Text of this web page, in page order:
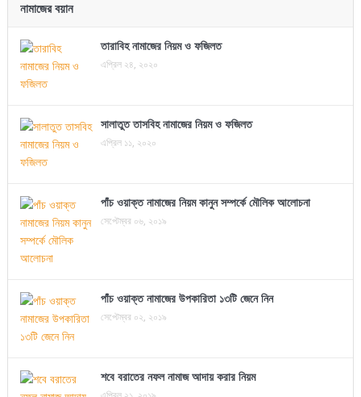
নামাজের বয়ান
তারাবিহ নামাজের নিয়ম ও ফজিলত
এপ্রিল ২৪, ২০২০
সালাতুত তাসবিহ নামাজের নিয়ম ও ফজিলত
এপ্রিল ১১, ২০২০
পাঁচ ওয়াক্ত নামাজের নিয়ম কানুন সম্পর্কে মৌলিক আলোচনা
সেপ্টেম্বর ০৬, ২০১৯
পাঁচ ওয়াক্ত নামাজের উপকারিতা ১৩টি জেনে নিন
সেপ্টেম্বর ০২, ২০১৯
শবে বরাতের নফল নামাজ আদায় করার নিয়ম